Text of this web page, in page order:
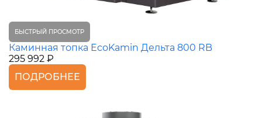
БЫСТРЫЙ ПРОСМОТР
Каминная топка EcoKamin Дельта 800 RB
295 992 ₽
ПОДРОБНЕЕ